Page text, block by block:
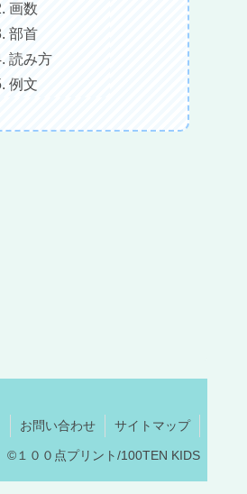
画数
部首
読み方
例文
お問い合わせ サイトマップ
©１００点プリント/100TEN KIDS